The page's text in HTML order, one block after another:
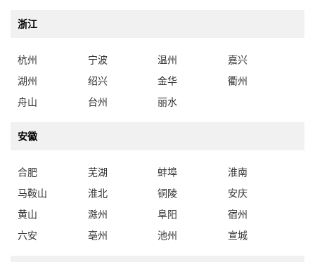
浙江
杭州 宁波 温州
嘉兴
湖州
绍兴 金华
衢州
舟山
台州 丽水
安徽
合肥 芜湖 蚌埠
淮南
马鞍山
淮北 铜陵
安庆
黄山
滁州 阜阳
宿州
六安
亳州 池州 宣城